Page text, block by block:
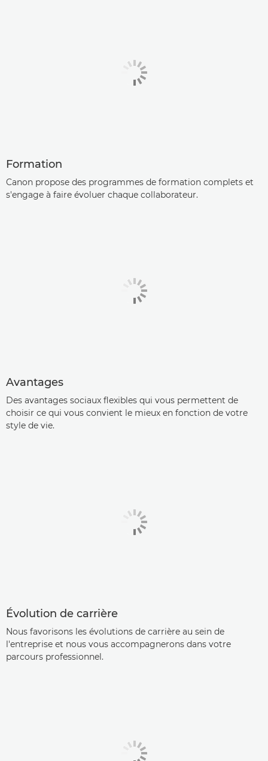
Formation
Canon propose des programmes de formation complets et
s'engage à faire évoluer chaque collaborateur.
Avantages
Des avantages sociaux flexibles qui vous permettent de
choisir ce qui vous convient le mieux en fonction de votre
style de vie.
Évolution de carrière
Nous favorisons les évolutions de carrière au sein de
l'entreprise et nous vous accompagnerons dans votre
parcours professionnel.